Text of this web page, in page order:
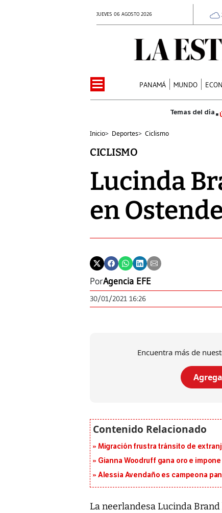
JUEVES 06 AGOSTO 2026
PANAMÁ MUNDO
Inicio> Deportes> Ciclismo
CICLISMO
Lucinda
en
PorAgencia EFE
30/01/2021 16:26
Encuentra más de
Migración frustra tránsito de
Gianna Woodruff gana oro e
Alessia Avendaño es campeona
La neerlandesa Lucinda